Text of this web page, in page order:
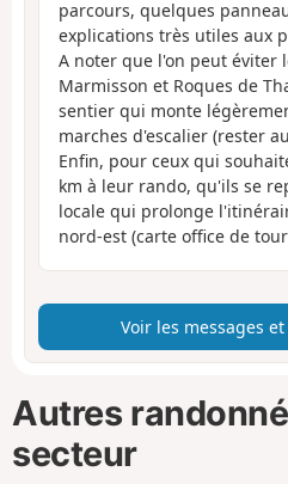
parcours, quelques
explications très utiles aux
A noter que l'on peut éviter
Marmisson et Roques de
sentier qui monte
marches d'escalier (rester
Enfin, pour ceux qui
km à leur rando, qu'ils se
locale qui prolonge
nord-est (carte office de
Voir les messages
Autres
secteur